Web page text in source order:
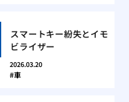
スマートキー紛失とイモ
ビライザー
2026.03.20
車